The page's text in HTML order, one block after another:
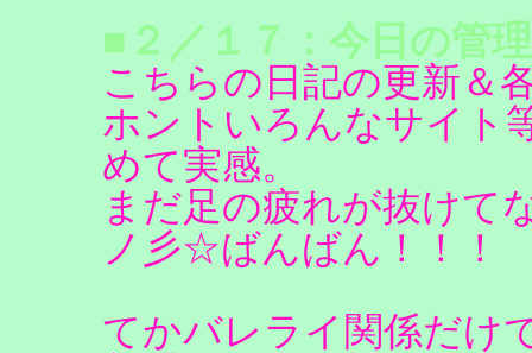
■２／１７：今日の管
こちらの日記の更新＆
ホントいろんなサイト
めて実感。
まだ足の疲れが抜けて
ノ彡☆ばんばん！！！
てかバレライ関係だけ